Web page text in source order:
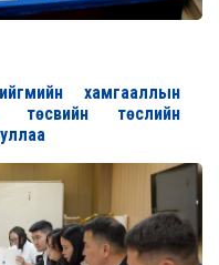
хамгааллын
төслийн